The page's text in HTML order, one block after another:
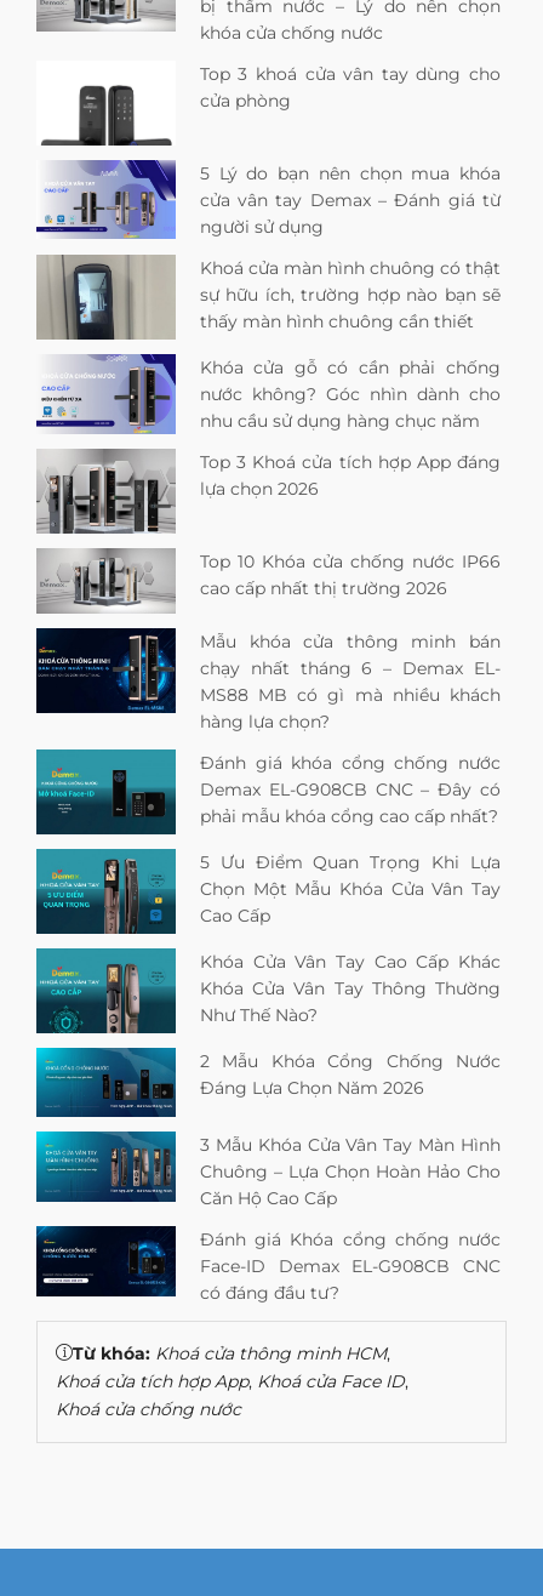
bị thấm nước – Lý do nên chọn
khóa cửa chống nước
Top 3 khoá cửa vân tay dùng cho
cửa phòng
5 Lý do bạn nên chọn mua khóa
cửa vân tay Demax – Đánh giá từ
người sử dụng
Khoá cửa màn hình chuông có thật
sự hữu ích, trường hợp nào bạn sẽ
thấy màn hình chuông cần thiết
Khóa cửa gỗ có cần phải chống
nước không? Góc nhìn dành cho
nhu cầu sử dụng hàng chục năm
Top 3 Khoá cửa tích hợp App đáng
lựa chọn 2026
Top 10 Khóa cửa chống nước IP66
cao cấp nhất thị trường 2026
Mẫu khóa cửa thông minh bán
chạy nhất tháng 6 – Demax EL-
MS88 MB có gì mà nhiều khách
hàng lựa chọn?
Đánh giá khóa cổng chống nước
Demax EL-G908CB CNC – Đây có
phải mẫu khóa cổng cao cấp nhất?
5 Ưu Điểm Quan Trọng Khi Lựa
Chọn Một Mẫu Khóa Cửa Vân Tay
Cao Cấp
Khóa Cửa Vân Tay Cao Cấp Khác
Khóa Cửa Vân Tay Thông Thường
Như Thế Nào?
2 Mẫu Khóa Cổng Chống Nước
Đáng Lựa Chọn Năm 2026
3 Mẫu Khóa Cửa Vân Tay Màn Hình
Chuông – Lựa Chọn Hoàn Hảo Cho
Căn Hộ Cao Cấp
Đánh giá Khóa cổng chống nước
Face-ID Demax EL-G908CB CNC
có đáng đầu tư?
Từ khóa: Khoá cửa thông minh HCM,
Khoá cửa tích hợp App, Khoá cửa Face ID,
Khoá cửa chống nước